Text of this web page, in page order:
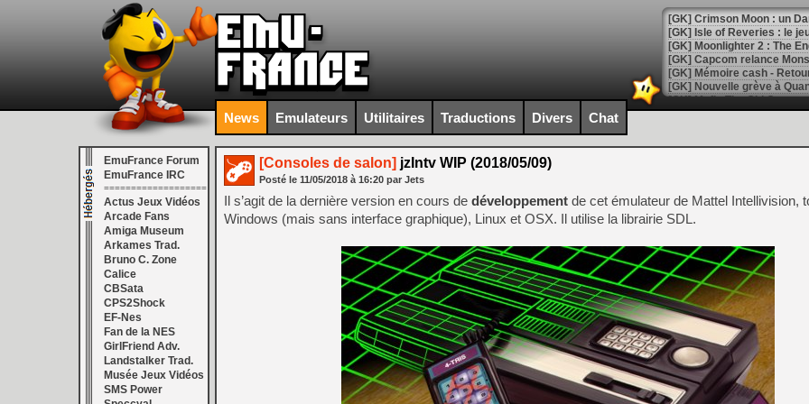
[GK] Crimson Moon : un
[GK] Isle of Reveries : le
[GK] Moonlighter 2 : The
[GK] Capcom relance
[Mo5] Deux inédits du
[GK] Le beat'em up The
[GK] Endless Legend 2 :
[LS] [PS5] Le WebKit
[GK] Oubliez Crazy Taxi,
[LS] [Switch] NSZ 5.0.0
[GK] No More Room in
[GK] Un chatbot Atelier
[GK] Mémoire cash -
[GK] Nvidia : le prix des
News Emulateurs Utilitaires Traductions Divers Chat
EmuFrance Forum
EmuFrance IRC
===================
Actus Jeux Vidéos
Arcade Fans
Amiga Museum
Arkames Trad.
Bruno C. Zone
Calice
CBSata
CPS2Shock
EF-Nes
Fan de la NES
GirlFriend Adv.
Landstalker Trad.
Musée Jeux Vidéos
SMS Power
[Consoles de salon] jzIntv WIP (2018/05/09)
Posté le 11/05/2018 à 16:20 par Jets
Il s’agit de la dernière version en cours de développement de cet émulateur de Mattel Intellivision,
Windows (mais sans interface graphique), Linux et OSX. Il utilise la librairie SDL.